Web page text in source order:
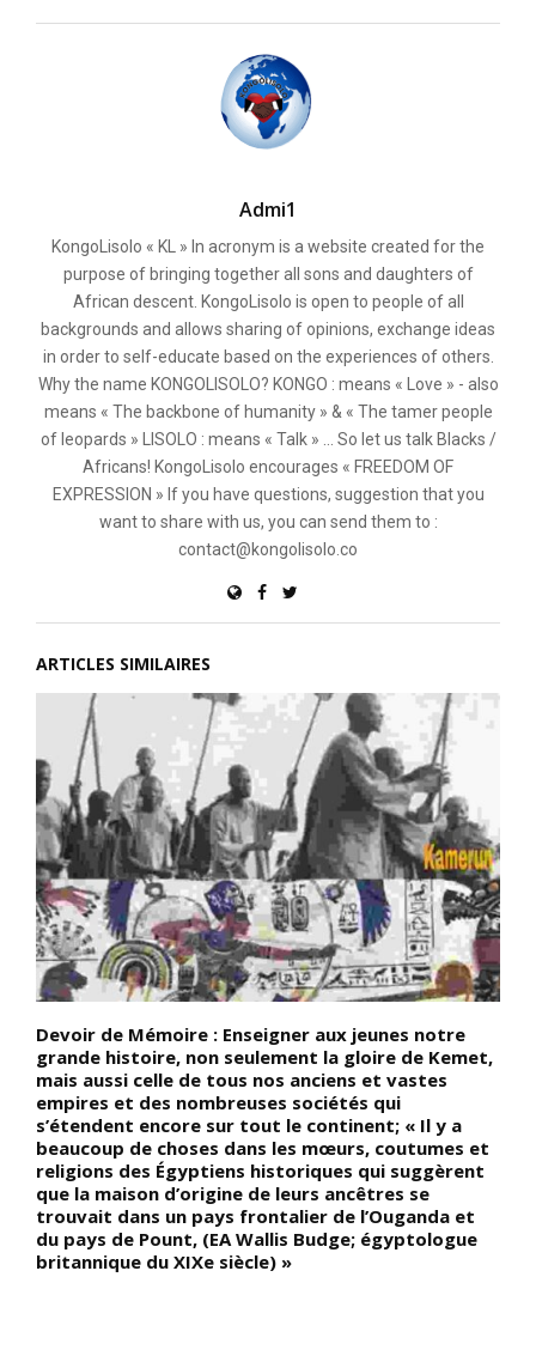
Admi1
KongoLisolo « KL » In acronym is a website created for the
purpose of bringing together all sons and daughters of
African descent. KongoLisolo is open to people of all
backgrounds and allows sharing of opinions, exchange ideas
in order to self-educate based on the experiences of others.
Why the name KONGOLISOLO? KONGO : means « Love » - also
means « The backbone of humanity » & « The tamer people
of leopards » LISOLO : means « Talk » ... So let us talk Blacks /
Africans! KongoLisolo encourages « FREEDOM OF
EXPRESSION » If you have questions, suggestion that you
want to share with us, you can send them to :
contact@kongolisolo.co
ARTICLES SIMILAIRES
Devoir de Mémoire : Enseigner aux jeunes notre
grande histoire, non seulement la gloire de Kemet,
mais aussi celle de tous nos anciens et vastes
empires et des nombreuses sociétés qui
s’étendent encore sur tout le continent; « Il y a
beaucoup de choses dans les mœurs, coutumes et
religions des Égyptiens historiques qui suggèrent
que la maison d’origine de leurs ancêtres se
trouvait dans un pays frontalier de l’Ouganda et
du pays de Pount, (EA Wallis Budge; égyptologue
britannique du XIXe siècle) »